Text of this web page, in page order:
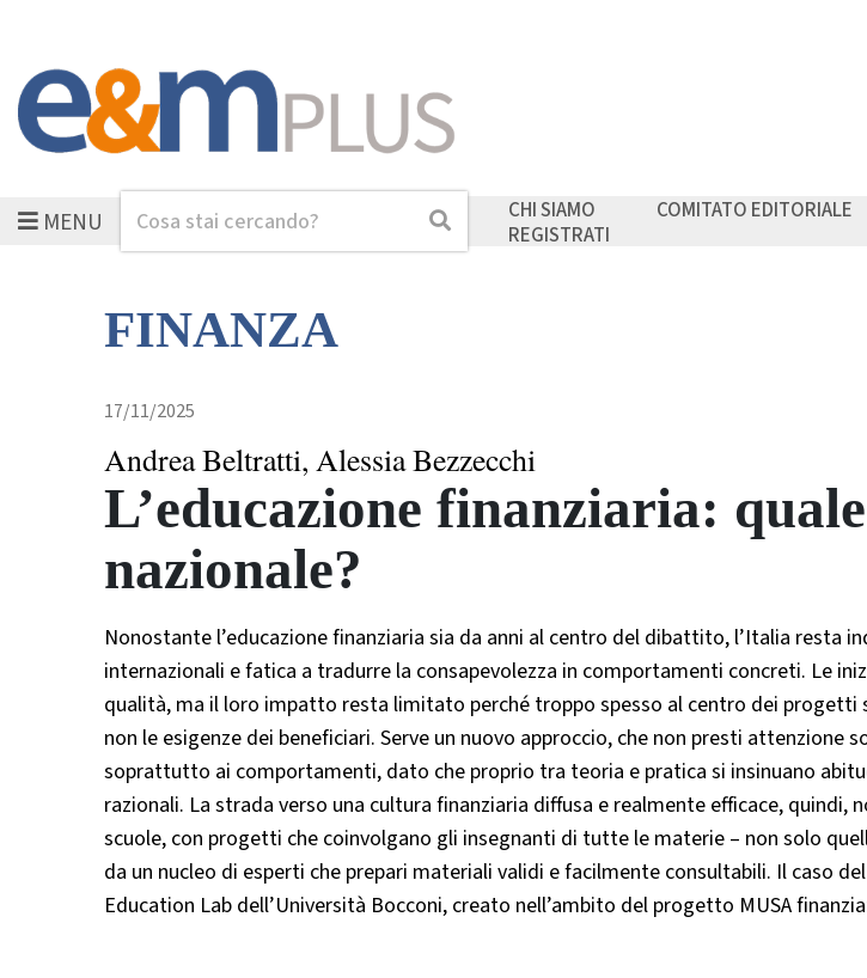
MENUCerca Cerca CHI SIAMO COMITATO EDITORIALE
REGISTRATI
FINANZA
17/11/2025
Andrea Beltratti, Alessia Bezzecchi
L’educazione finanziaria:
nazionale?
Nonostante l’educazione finanziaria sia da anni al centro del dibattito, l’Italia resta
internazionali e fatica a tradurre la consapevolezza in comportamenti concreti. Le
qualità, ma il loro impatto resta limitato perché troppo spesso al centro dei progetti
non le esigenze dei beneficiari. Serve un nuovo approccio, che non presti attenzione
soprattutto ai comportamenti, dato che proprio tra teoria e pratica si insinuano
razionali. La strada verso una cultura finanziaria diffusa e realmente efficace, quindi,
scuole, con progetti che coinvolgano gli insegnanti di tutte le materie – non solo
da un nucleo di esperti che prepari materiali validi e facilmente consultabili. Il caso
Education Lab dell’Università Bocconi, creato nell’ambito del progetto MUSA